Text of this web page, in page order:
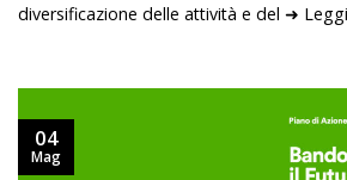
diversificazione delle attività e del ➜
04
Mag